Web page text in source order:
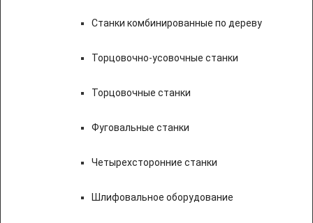
Станки комбинированные по дереву
Торцовочно-усовочные станки
Торцовочные станки
Фуговальные станки
Четырехсторонние станки
Шлифовальное оборудование